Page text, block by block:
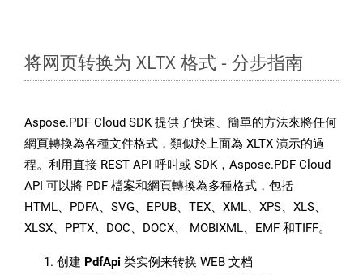
将网页转换为 XLTX 格式 - 分步指南
Aspose.PDF Cloud SDK 提供了快速、簡單的方法來將任何
網頁轉換為各種文件格式，類似於上面為 XLTX 演示的過
程。利用直接 REST API 呼叫或 SDK，Aspose.PDF Cloud
API 可以將 PDF 檔案和網頁轉換為多種格式，包括
HTML、PDFA、SVG、EPUB、TEX、XML、XPS、XLS、
XLSX、PPTX、DOC、DOCX、 MOBIXML、EMF 和TIFF。
创建 PdfApi 类实例来转换 WEB 文档